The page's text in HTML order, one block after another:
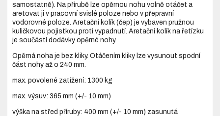
samostatně). Na přírubě lze opěrnou nohu volně otáčet a
aretovat ji v pracovní svislé poloze nebo v přepravní
vodorovné poloze. Aretační kolík (čep) je vybaven pružnou
kuličkovou pojistkou proti vypadnutí. Aretační kolík na řetízku
je součástí dodávky opěrné nohy.
Opěrná noha je bez kliky. Otáčením kliky lze vysunout spodní
část nohy až o 240 mm.
max. povolené zatížení: 1300 kg
max. výsuv: 365 mm (+/- 10 mm)
výška na střed příruby: 400 mm (+/- 10 mm) zasunutá